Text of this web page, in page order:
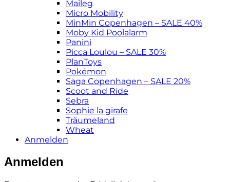
Maileg
Micro Mobility
MinMin Copenhagen – SALE 40%
Moby Kid Poolalarm
Panini
Picca Loulou – SALE 30%
PlanToys
Pokémon
Saga Copenhagen – SALE 20%
Scoot and Ride
Sebra
Sophie la girafe
Träumeland
Wheat
Anmelden
Anmelden